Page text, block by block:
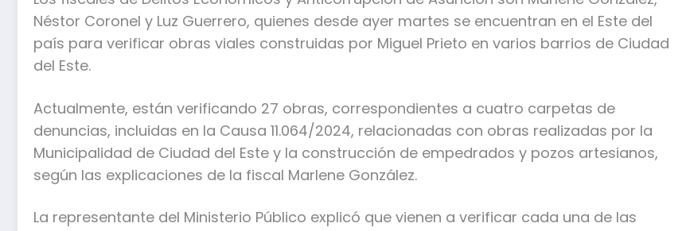
Néstor Coronel y Luz Guerrero, quienes desde ayer martes se encuentran en el Este del
país para verificar obras viales construidas por Miguel Prieto en varios barrios de Ciudad
del Este.
Actualmente, están verificando 27 obras, correspondientes a cuatro carpetas de
denuncias, incluidas en la Causa 11.064/2024, relacionadas con obras realizadas por la
Municipalidad de Ciudad del Este y la construcción de empedrados y pozos artesianos,
según las explicaciones de la fiscal Marlene González.
La representante del Ministerio Público explicó que vienen a verificar cada una de las